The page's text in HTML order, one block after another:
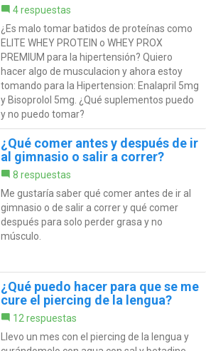
4 respuestas
¿Es malo tomar batidos de proteínas como
ELITE WHEY PROTEIN o WHEY PROX
PREMIUM para la hipertensión? Quiero
hacer algo de musculacion y ahora estoy
tomando para la Hipertension: Enalapril 5mg
y Bisoprolol 5mg. ¿Qué suplementos puedo
y no puedo tomar?
¿Qué comer antes y después de ir
al gimnasio o salir a correr?
8 respuestas
Me gustaría saber qué comer antes de ir al
gimnasio o de salir a correr y qué comer
después para solo perder grasa y no
músculo.
¿Qué puedo hacer para que se me
cure el piercing de la lengua?
12 respuestas
Llevo un mes con el piercing de la lengua y